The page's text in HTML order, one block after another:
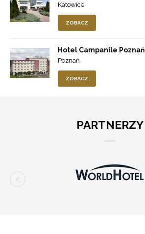
Katowice
ZOBACZ
Hotel Campanile Poznań
Poznań
ZOBACZ
PARTNERZY